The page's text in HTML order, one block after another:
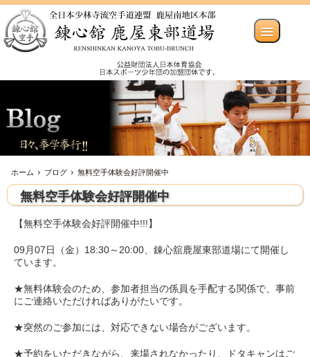
ホーム ブログ 無料空手体験会好評開催中
無料空手体験会好評開催中
【無料空手体験会好評開催中!!!】
09月07日（金）18:30～20:00、錬心舘鹿屋東部道場にて開催し
ています。
★無料体験会のため、参加者担当の係員を手配する関係で、事前
にご連絡いただければありがたいです。
★突然のご参加には、対応できない場合がございます。
★予約をいただきながら、来場されなかったり、ドタキャンはご